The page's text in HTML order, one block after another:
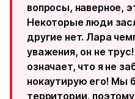
вопросы, наверное,
Некоторые люди
другие нет. Лара
уважения, он не
означает, что я не
нокаутирую его! Мы
территории,